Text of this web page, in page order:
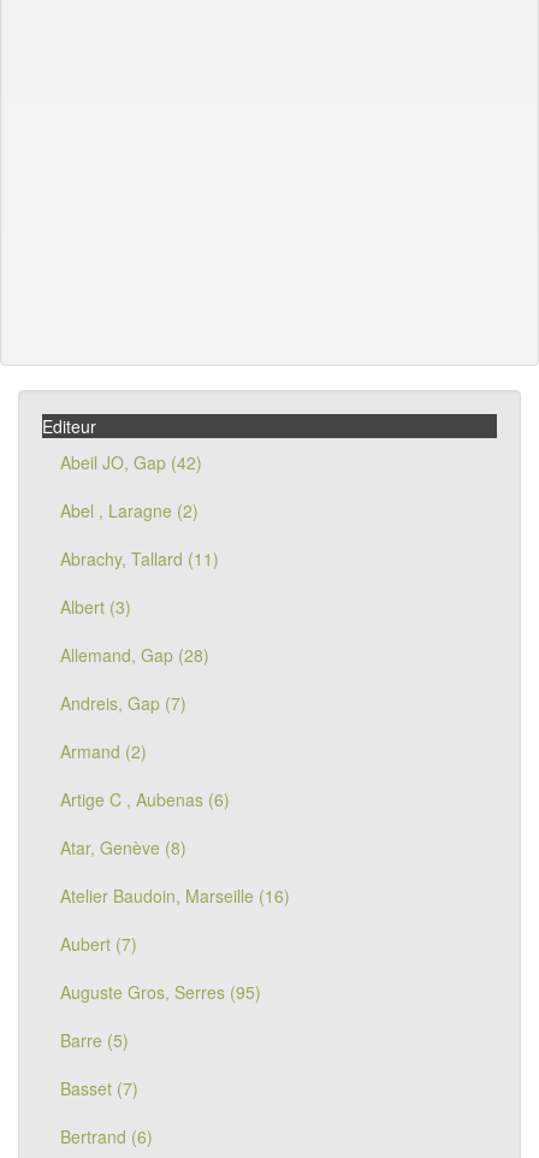
Editeur
Abeil JO, Gap (42)
Abel , Laragne (2)
Abrachy, Tallard (11)
Albert (3)
Allemand, Gap (28)
Andreis, Gap (7)
Armand (2)
Artige C , Aubenas (6)
Atar, Genève (8)
Atelier Baudoin, Marseille (16)
Aubert (7)
Auguste Gros, Serres (95)
Barre (5)
Basset (7)
Bertrand (6)